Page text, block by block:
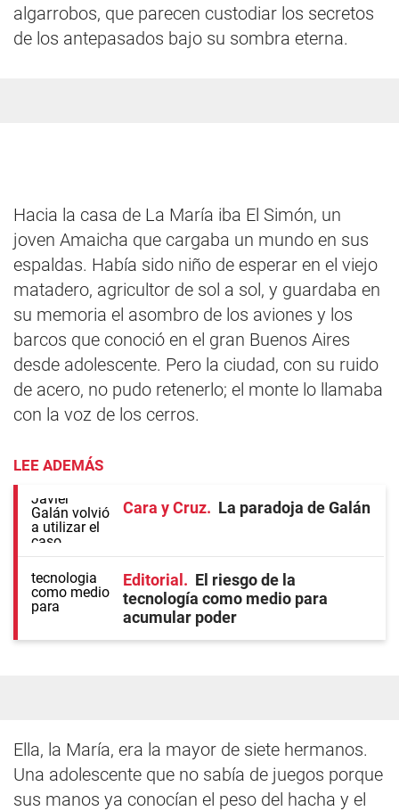
algarrobos, que parecen custodiar los secretos
de los antepasados bajo su sombra eterna.
Hacia la casa de La María iba El Simón, un
joven Amaicha que cargaba un mundo en sus
espaldas. Había sido niño de esperar en el viejo
matadero, agricultor de sol a sol, y guardaba en
su memoria el asombro de los aviones y los
barcos que conoció en el gran Buenos Aires
desde adolescente. Pero la ciudad, con su ruido
de acero, no pudo retenerlo; el monte lo llamaba
con la voz de los cerros.
LEE ADEMÁS
Cara y Cruz La paradoja de Galán
Editorial
El riesgo de la
tecnología como medio para
acumular poder
Ella, la María, era la mayor de siete hermanos.
Una adolescente que no sabía de juegos porque
sus manos ya conocían el peso del hacha y el